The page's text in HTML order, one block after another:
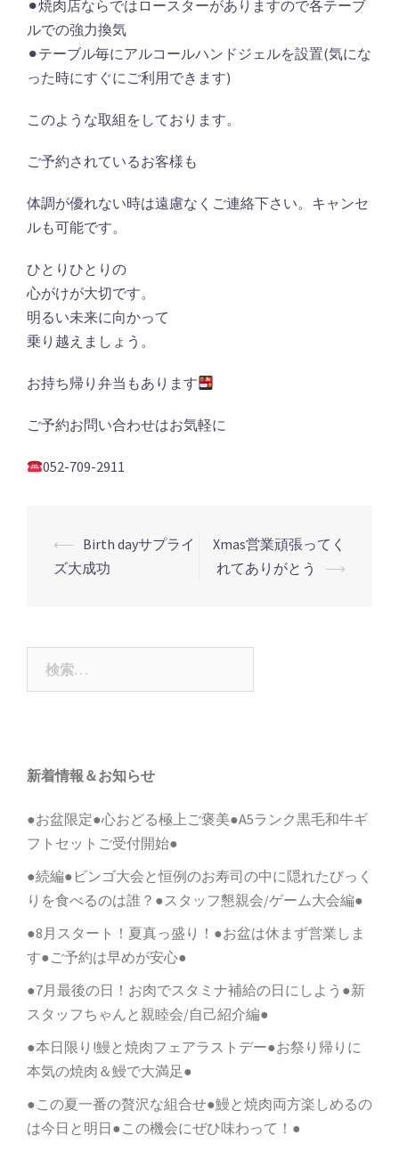
⚫︎焼肉店ならではロースターがありますので各テーブ
ルでの強力換気
⚫︎テーブル毎にアルコールハンドジェルを設置(気にな
った時にすぐにご利用できます)
このような取組をしております。
ご予約されているお客様も
体調が優れない時は遠慮なくご連絡下さい。キャンセ
ルも可能です。
ひとりひとりの
心がけが大切です。
明るい未来に向かって
乗り越えましょう。
お持ち帰り弁当もあります
ご予約お問い合わせはお気軽に
052-709-2911
投
稿
ゲ
ー
⟵ Birth dayサプライ
ズ大成功
Xmas営業頑張ってく
れてありがとう
⟶
新着情報＆お知らせ
●お盆限定●心おどる極上ご褒美●A5ランク黒毛和牛ギ
フトセットご受付開始●
●続編●ビンゴ大会と恒例のお寿司の中に隠れたびっく
りを食べるのは誰？●スタッフ懇親会/ゲーム大会編●
●8月スタート！夏真っ盛り！●お盆は休まず営業しま
す●ご予約は早めが安心●
●7月最後の日！お肉でスタミナ補給の日にしよう●新
スタッフちゃんと親睦会/自己紹介編●
●本日限り!鰻と焼肉フェアラストデー●お祭り帰りに
本気の焼肉＆鰻で大満足●
●この夏一番の贅沢な組合せ●鰻と焼肉両方楽しめるの
は今日と明日●この機会にぜひ味わって！●